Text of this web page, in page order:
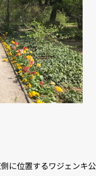
に位置するワジェンキ公